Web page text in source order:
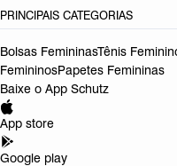
PRINCIPAIS CATEGORIAS
Bolsas FemininasTênis
FemininosPapetes Femininas
Baixe o App Schutz
App store
Google play